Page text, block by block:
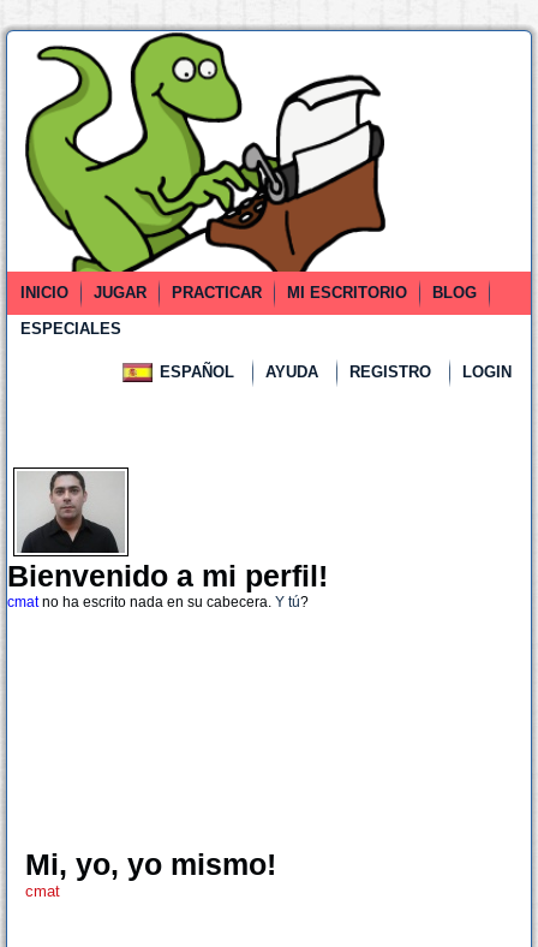
INICIO JUGAR PRACTICAR MI ESCRITORIO
BLOG
ESPECIALES
ESPAÑOL AYUDA REGISTRO LOGIN
Bienvenido a mi perfil!
cmatno ha escrito nada en su cabecera. Y tú?
Mi, yo, yo mismo!
cmat